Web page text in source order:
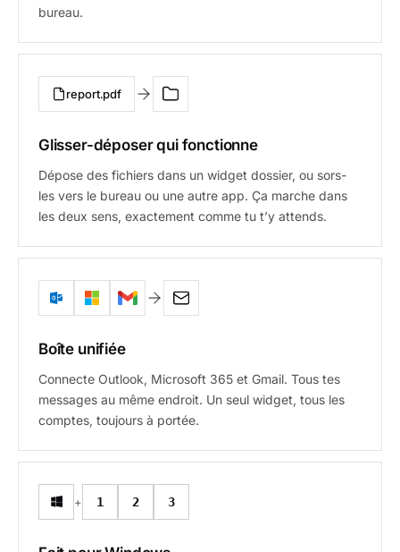
bureau.
report.pdf
Glisser-déposer qui fonctionne
Dépose des fichiers dans un widget dossier, ou sors-
les vers le bureau ou une autre app. Ça marche dans
les deux sens, exactement comme tu t’y attends.
Boîte unifiée
Connecte Outlook, Microsoft 365 et Gmail. Tous tes
messages au même endroit. Un seul widget, tous les
comptes, toujours à portée.
+ 1 2 3